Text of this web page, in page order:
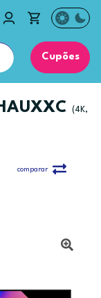
Cupões
(4K,
comparar